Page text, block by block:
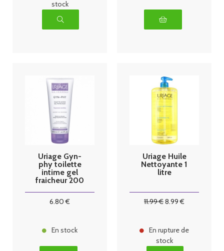
stock
Uriage Gyn-
phy toilette
intime gel
fraicheur 200
6.80 €
En stock
Uriage Huile
Nettoyante 1
litre
11.99€8.99 €
En rupture de
stock